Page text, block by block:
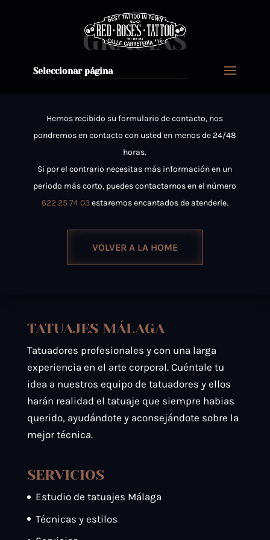
Seleccionar página
GRACIAS
Hemos recibido su formulario de contacto, nos
pondremos en contacto con usted en menos de 24/48
horas.
Si por el contrario necesitas más información en un
periodo más corto, puedes contactarnos en el número
622 25 74 03estaremos encantados de atenderle.
VOLVER A LA HOME
TATUAJES MÁLAGA
Tatuadores profesionales y con una larga
experiencia en el arte corporal. Cuéntale tu
idea a nuestros equipo de tatuadores y ellos
harán realidad el tatuaje que siempre habias
querido, ayudándote y aconsejándote sobre la
mejor técnica.
SERVICIOS
Estudio de tatuajes Málaga
Técnicas y estilos